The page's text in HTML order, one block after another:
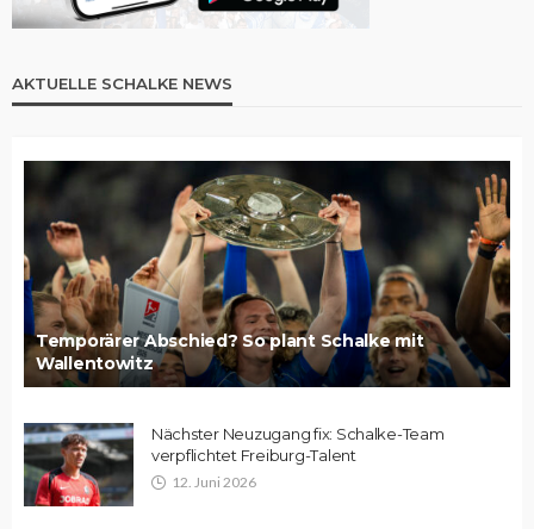
AKTUELLE SCHALKE NEWS
Temporärer Abschied? So plant Schalke mit
Wallentowitz
Nächster Neuzugang fix: Schalke-Team
verpflichtet Freiburg-Talent
12. Juni 2026